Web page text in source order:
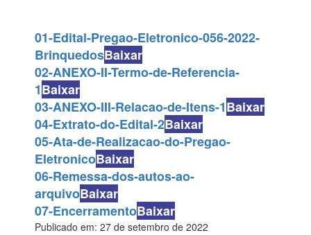
01-Edital-Pregao-Eletronico-056-2022-
BrinquedosBaixar
02-ANEXO-II-Termo-de-Referencia-
1Baixar
03-ANEXO-III-Relacao-de-Itens-1Baixar
04-Extrato-do-Edital-2Baixar
05-Ata-de-Realizacao-do-Pregao-
EletronicoBaixar
06-Remessa-dos-autos-ao-
arquivoBaixar
07-EncerramentoBaixar
Publicado em: 27 de setembro de 2022